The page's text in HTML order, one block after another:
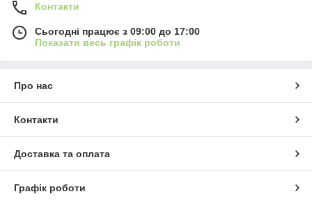
Контакти
Сьогодні працює з 09:00 до 17:00
Показати весь графік роботи
Про нас
Контакти
Доставка та оплата
Графік роботи